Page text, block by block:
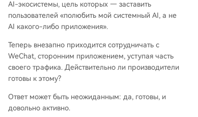
AI-экосистемы, цель которых — заставить
пользователей «полюбить мой системный AI, а не
AI какого-либо приложения».
Теперь внезапно приходится сотрудничать с
WeChat, сторонним приложением, уступая часть
своего трафика. Действительно ли производители
готовы к этому?
Ответ может быть неожиданным: да, готовы, и
довольно активно.